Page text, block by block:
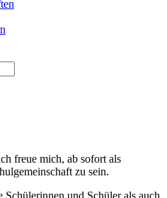
freue mich, ab sofort als
zu sein.
und Schüler als auch